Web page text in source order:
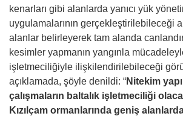
kenarları gibi alanlarda yanıcı yük
uygulamalarının gerçekleştirilebileceği
alanlar belirleyerek tam alanda
kesimler yapmanın yangınla
işletmeciliğiyle ilişkilendirilebileceği
açıklamada, şöyle denildi: “Nitekim
çalışmaların baltalık işletmeciliği
Kızılçam ormanlarında geniş